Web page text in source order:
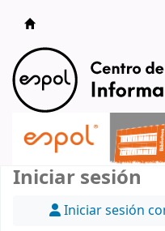
Catálogo en línea
Iniciar sesión
Iniciar sesión